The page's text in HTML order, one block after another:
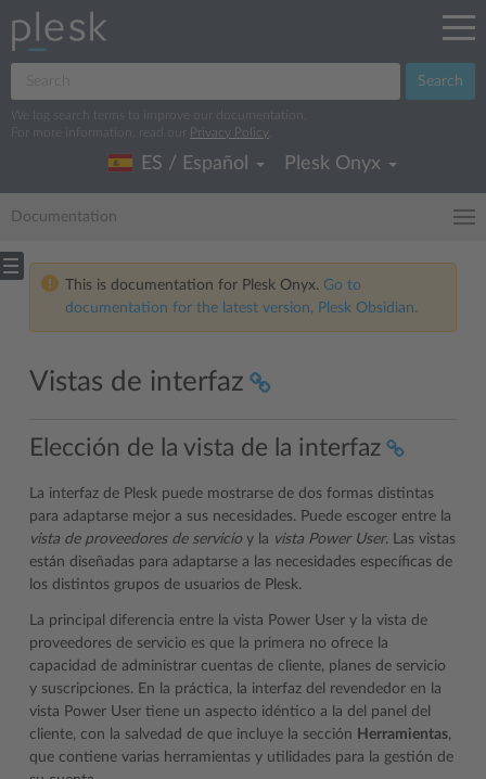
Search
We log search terms to improve our documentation.
For more information, read our
Privacy Policy
ES / Español Plesk Onyx
Documentation
This is documentation for Plesk Onyx. Go to
documentation for the latest version, Plesk Obsidian.
Vistas de interfaz
Elección de la vista de la interfaz
La interfaz de Plesk puede mostrarse de dos formas distintas
para adaptarse mejor a sus necesidades. Puede escoger entre la
vista de proveedores de servicioy la vista Power User. Las vistas
están diseñadas para adaptarse a las necesidades específicas de
los distintos grupos de usuarios de Plesk.
La principal diferencia entre la vista Power User y la vista de
proveedores de servicio es que la primera no ofrece la
capacidad de administrar cuentas de cliente, planes de servicio
y suscripciones. En la práctica, la interfaz del revendedor en la
vista Power User tiene un aspecto idéntico a la del panel del
cliente, con la salvedad de que incluye la sección Herramientas,
que contiene varias herramientas y utilidades para la gestión de